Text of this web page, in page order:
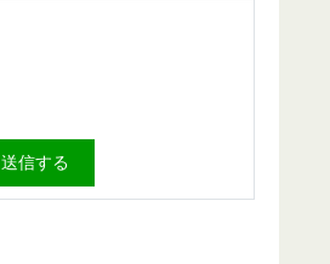
送信する